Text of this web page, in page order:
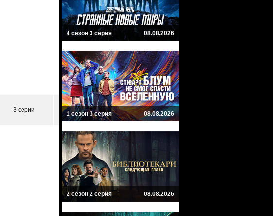
3 серии
4 сезон 3 серия 08.08.2026
1 сезон 3 серия 08.08.2026
2 сезон 2 серия 08.08.2026